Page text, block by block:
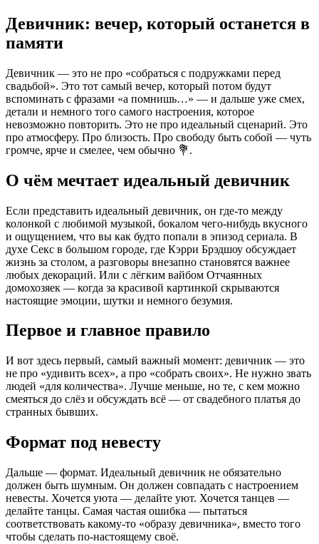
Девичник: вечер, который останется в
памяти
Девичник — это не про «собраться с подружками перед
свадьбой». Это тот самый вечер, который потом будут
вспоминать с фразами «а помнишь…» — и дальше уже смех,
детали и немного того самого настроения, которое
невозможно повторить. Это не про идеальный сценарий. Это
про атмосферу. Про близость. Про свободу быть собой — чуть
громче, ярче и смелее, чем обычно 💐.
О чём мечтает идеальный девичник
Если представить идеальный девичник, он где-то между
колонкой с любимой музыкой, бокалом чего-нибудь вкусного
и ощущением, что вы как будто попали в эпизод сериала. В
духе Секс в большом городе, где Кэрри Брэдшоу обсуждает
жизнь за столом, а разговоры внезапно становятся важнее
любых декораций. Или с лёгким вайбом Отчаянных
домохозяек — когда за красивой картинкой скрываются
настоящие эмоции, шутки и немного безумия.
Первое и главное правило
И вот здесь первый, самый важный момент: девичник — это
не про «удивить всех», а про «собрать своих». Не нужно звать
людей «для количества». Лучше меньше, но те, с кем можно
смеяться до слёз и обсуждать всё — от свадебного платья до
странных бывших.
Формат под невесту
Дальше — формат. Идеальный девичник не обязательно
должен быть шумным. Он должен совпадать с настроением
невесты. Хочется уюта — делайте уют. Хочется танцев —
делайте танцы. Самая частая ошибка — пытаться
соответствовать какому-то «образу девичника», вместо того
чтобы сделать по-настоящему своё.